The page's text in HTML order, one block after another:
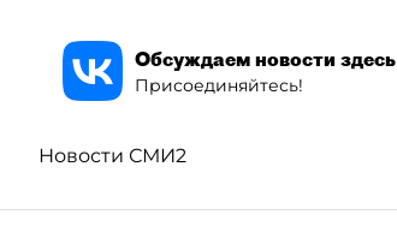
Обсуждаем новости здесь
Присоединяйтесь!
Новости СМИ2